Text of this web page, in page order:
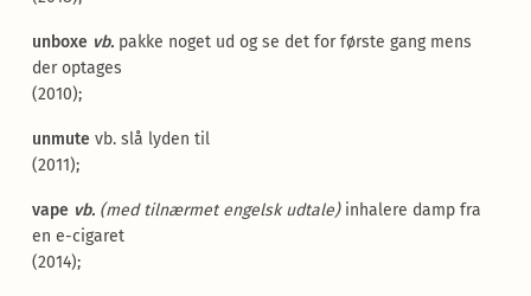
unboxe vb. pakke noget ud og se det for første gang mens
der optages
(2010);
unmute vb. slå lyden til
(2011);
vape vb.(med tilnærmet engelsk udtale) inhalere damp fra
en e-cigaret
(2014);